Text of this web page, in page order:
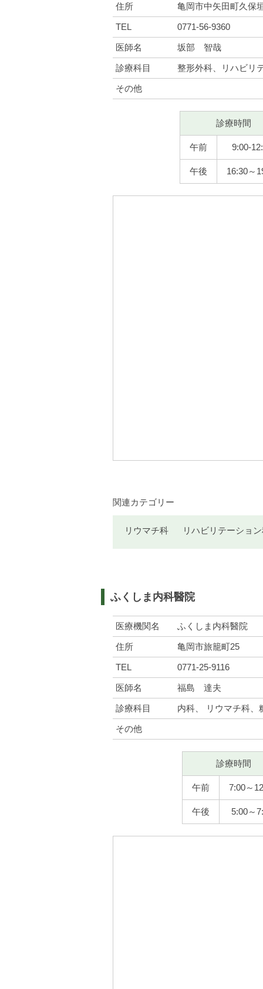
住所 亀岡市中矢田町久保
TEL 0771-56-9360
医師名 坂部 智哉
診療科目 整形外科、リハビリ
その他
診療時間
午前 9:00-
午後 16:30～
関連カテゴリー
リウマチ科 リハビリテーショ
ふくしま内科醫院
医療機関名 ふくしま内科醫院
住所 亀岡市旅籠町25
TEL 0771-25-9116
医師名 福島 達夫
診療科目 内科、 リウマチ科、
その他
診療時間
午前 7:00～
午後 5:00～